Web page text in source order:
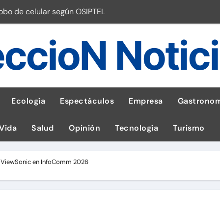
de celular según OSIPTEL
¡Descarga la app de Meridianbet y gana una jugada gratis
inspirado en la fuerza de un volcán
1,600 equipos educativos
por ignorar distancias de seguridad
de GEI en sus operaciones
Ecología Espectáculos Empresa
Salud Opinión Tecnología Turismo
en InfoComm 2026